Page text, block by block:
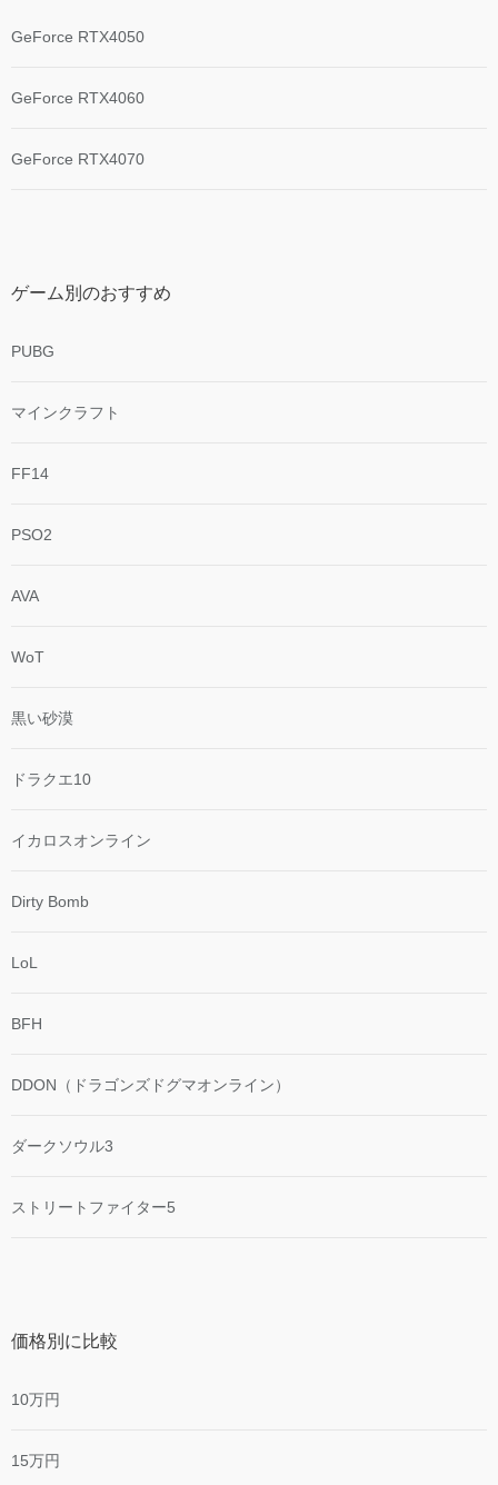
GeForce RTX4050
GeForce RTX4060
GeForce RTX4070
ゲーム別のおすすめ
PUBG
マインクラフト
FF14
PSO2
AVA
WoT
黒い砂漠
ドラクエ10
イカロスオンライン
Dirty Bomb
LoL
BFH
DDON（ドラゴンズドグマオンライン）
ダークソウル3
ストリートファイター5
価格別に比較
10万円
15万円